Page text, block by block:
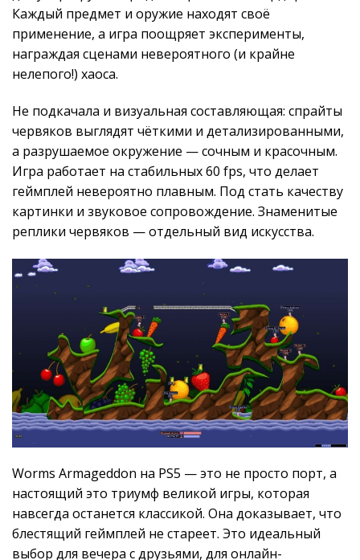
Каждый предмет и оружие находят своё
применение, а игра поощряет эксперименты,
награждая сценами невероятного (и крайне
нелепого!) хаоса.
Не подкачала и визуальная составляющая: спрайты
червяков выглядят чёткими и детализированными,
а разрушаемое окружение — сочным и красочным.
Игра работает на стабильных 60 fps, что делает
геймплей невероятно плавным. Под стать качеству
картинки и звуковое сопровождение. Знаменитые
реплики червяков — отдельный вид искусства.
Worms Armageddon на PS5 — это не просто порт, а
настоящий это триумф великой игры, которая
навсегда останется классикой. Она доказывает, что
блестящий геймплей не стареет. Это идеальный
выбор для вечера с друзьями, для онлайн-